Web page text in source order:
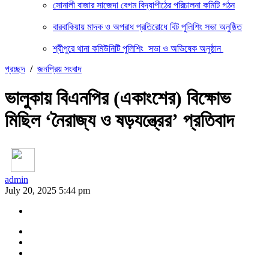
সোনালী বাজার সাজেদা বেগম বিদ্যাপীঠের পরিচালনা কমিটি গঠন
বারবাকিয়ায় মাদক ও অপরাধ প্রতিরোধে বিট পুলিশিং সভা অনুষ্ঠিত
শ্রীপুরে থানা কমিউনিটি পুলিশিং সভা ও অভিষেক অনুষ্ঠান
প্রচ্ছদ / জনপ্রিয় সংবাদ
ভালুকায় বিএনপির (একাংশের) বিক্ষোভ
মিছিল ‘নৈরাজ্য ও ষড়যন্ত্রের’ প্রতিবাদ
admin
July 20, 2025 5:44 pm